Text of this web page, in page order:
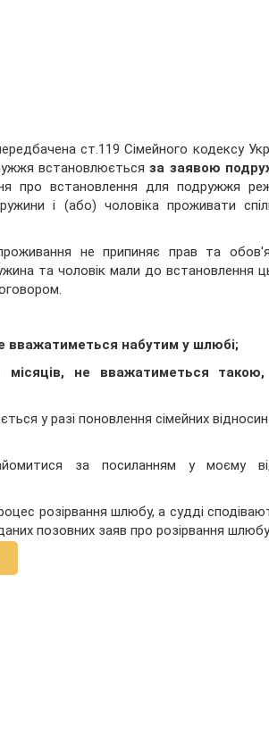
ст.119 Сімейного кодексу
встановлюєтьсяза заявою
про встановлення для подружжя
і (або) чоловіка проживати
не припиняє прав та
та чоловік мали до встановлення
вважатиметься набутим у шлюбі;
не вважатиметься
у разі поновлення сімейних
за посиланням у моєму
розірвання шлюбу, а судді
позовних заяв про розірвання